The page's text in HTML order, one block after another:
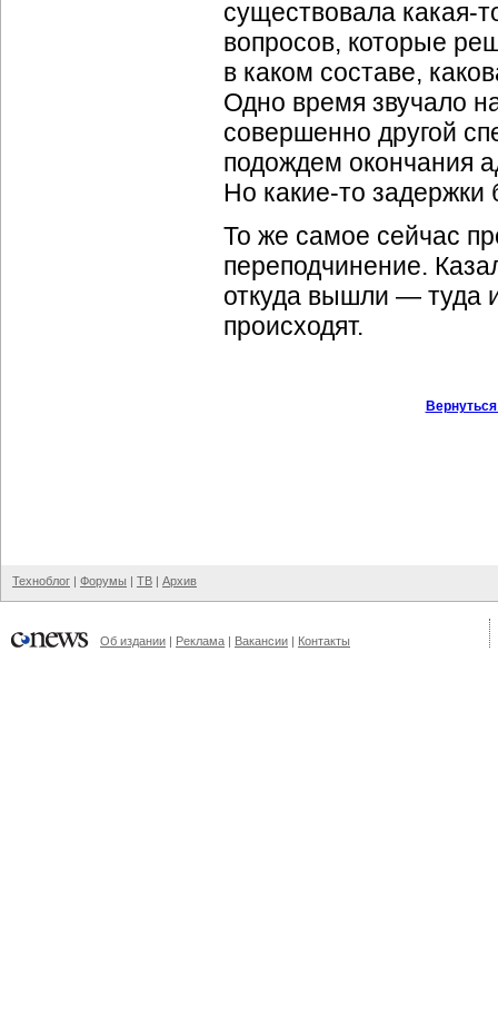
существовала какая-
вопросов, которые
в каком составе,
Одно время звучало
совершенно другой
подождем окончания
Но какие-то задержки
То же самое сейчас
переподчинение.
откуда вышли — туда
происходят.
Техноблог | Форумы | ТВ | Архив
Об издании | Реклама | Вакансии | Контакты